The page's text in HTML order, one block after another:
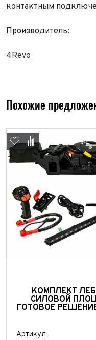
контактным
Производитель:
4Revo
Похожие
КОМПЛЕКТ
СИЛОВОЙ
ГОТОВОЕ
Артикул
ФИО*
Телефон*
ФИО*